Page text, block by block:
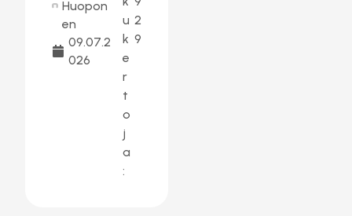
Huopon
en
09.07.2
026
u
k
e
r
t
o
j
a
:
2
9